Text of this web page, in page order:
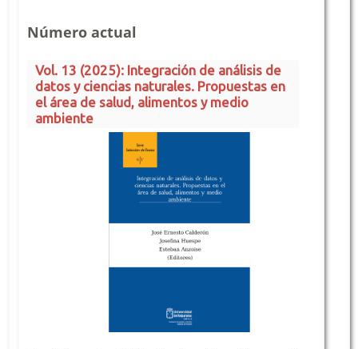
Número actual
Vol. 13 (2025): Integración de análisis de
datos y ciencias naturales. Propuestas en
el área de salud, alimentos y medio
ambiente